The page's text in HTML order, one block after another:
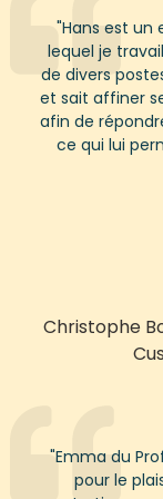
"Hans est un
lequel je
de divers
et sait affiner
afin de
ce qui lui
Christophe
"Emma du
pour le